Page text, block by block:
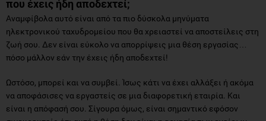
που έχεις ήδη αποδεχτεί;
Αναμφίβολα αυτό είναι από τα πιο δύσκολα μηνύματα
ηλεκτρονικού ταχυδρομείου που θα χρειαστεί να αποστείλεις στη
ζωή σου. Δεν είναι εύκολο να απορρίψεις μια θέση εργασίας…
πόσο μάλλον εάν την έχεις ήδη αποδεχτεί!
Ωστόσο, μπορεί και να συμβεί. Ίσως κάτι να έχει αλλάξει ή ακόμα
να αποφάσισες να εργαστείς σε μια διαφορετική εταιρία. Και
είναι η απόφασή σου. Σίγουρα όμως, είναι σημαντικό εφόσον